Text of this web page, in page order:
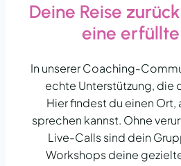
Deine Reise
eine
In unserer Coaching-
echte Unterstützung, die
Hier findest du einen
sprechen kannst. Ohne
Live-Calls sind dein
Workshops deine